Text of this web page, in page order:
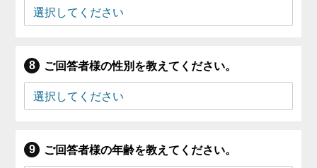
ご回答者様の性別を教えてください。
ご回答者様の年齢を教えてください。